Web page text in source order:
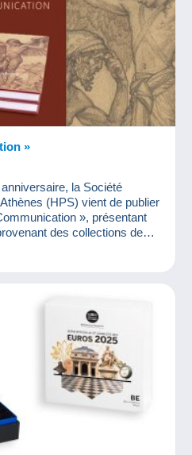
»
la Société
(HPS) vient de publier
», présentant
des collections des
Ce grand livre (24 X 33
couleurs, en grec et en
philatéliques mais